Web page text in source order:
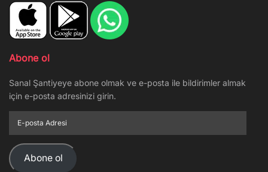
Abone ol
Sanal Şantiyeye abone olmak ve e-posta ile bildirimler almak
için e-posta adresinizi girin.
posta
Adresi
Abone ol